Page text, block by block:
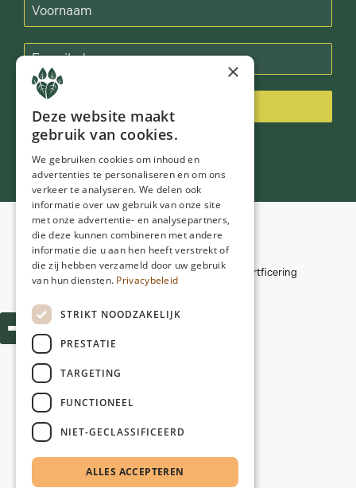
© 2026NGD Care
Voorwaarden
Privacybeleid
Disclaimer
Kwaliteitscriteria en certficering
Webdesign:Poiter Design
×
Deze website maakt
gebruik van cookies.
We gebruiken cookies om inhoud en
advertenties te personaliseren en om ons
verkeer te analyseren. We delen ook
informatie over uw gebruik van onze site
met onze advertentie- en analysepartners,
die deze kunnen combineren met andere
informatie die u aan hen heeft verstrekt of
die zij hebben verzameld door uw gebruik
van hun diensten. Privacybeleid
STRIKT NOODZAKELIJK
PRESTATIE
TARGETING
FUNCTIONEEL
NIET-GECLASSIFICEERD
ALLES ACCEPTEREN